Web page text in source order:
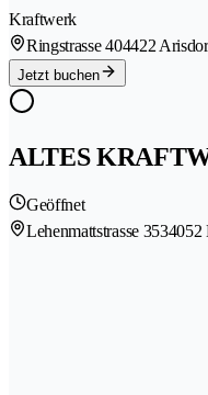
Kraftwerk
Ringstrasse 404422
Jetzt buchen
ALTES
Geöffnet
Lehenmattstrasse 3534052